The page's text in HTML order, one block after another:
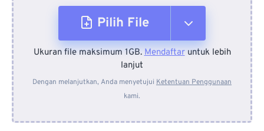
Pilih File
Dari Perangkat
Dari Dropbox
Ukuran file maksimum 1GB.Mendaftaruntuk lebih
lanjut
Dengan melanjutkan, Anda menyetujui Ketentuan Penggunaan
kami.